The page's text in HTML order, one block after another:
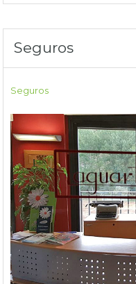
Seguros
Seguros